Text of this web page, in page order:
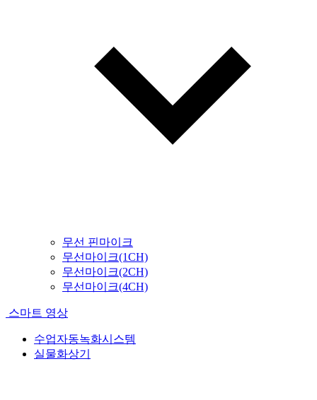
무선 핀마이크
무선마이크(1CH)
무선마이크(2CH)
무선마이크(4CH)
스마트 영상
수업자동녹화시스템
실물화상기